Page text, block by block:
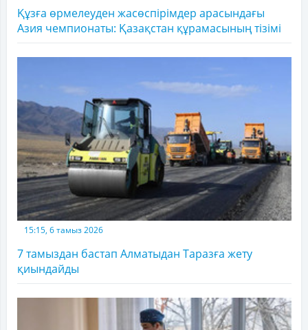
Құзға өрмелеуден жасөспірімдер арасындағы
Азия чемпионаты: Қазақстан құрамасының тізімі
15:15, 6 тамыз 2026
7 тамыздан бастап Алматыдан Таразға жету
қиындайды